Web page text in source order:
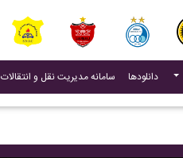
دانلودها سامانه مدیریت نقل و انتقالات
(current)